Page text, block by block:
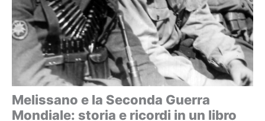
Melissano e la Seconda Guerra
Mondiale: storia e ricordi in un libro